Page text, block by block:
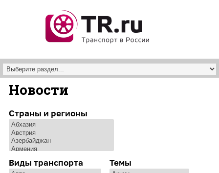
Новости
Страны и регионы
Виды транспорта Темы